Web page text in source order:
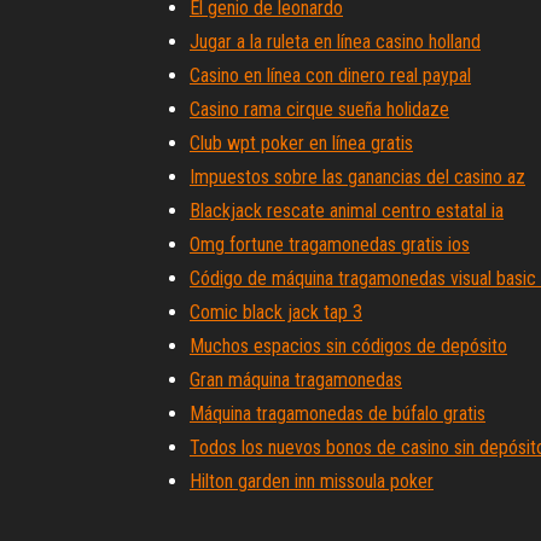
El genio de leonardo
Jugar a la ruleta en línea casino holland
Casino en línea con dinero real paypal
Casino rama cirque sueña holidaze
Club wpt poker en línea gratis
Impuestos sobre las ganancias del casino az
Blackjack rescate animal centro estatal ia
Omg fortune tragamonedas gratis ios
Código de máquina tragamonedas visual basic
Comic black jack tap 3
Muchos espacios sin códigos de depósito
Gran máquina tragamonedas
Máquina tragamonedas de búfalo gratis
Todos los nuevos bonos de casino sin
Hilton garden inn missoula poker